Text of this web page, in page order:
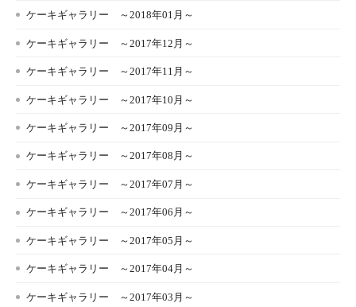
ケーキギャラリー ～2018年01月～
ケーキギャラリー ～2017年12月～
ケーキギャラリー ～2017年11月～
ケーキギャラリー ～2017年10月～
ケーキギャラリー ～2017年09月～
ケーキギャラリー ～2017年08月～
ケーキギャラリー ～2017年07月～
ケーキギャラリー ～2017年06月～
ケーキギャラリー ～2017年05月～
ケーキギャラリー ～2017年04月～
ケーキギャラリー ～2017年03月～